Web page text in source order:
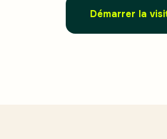
Démarrer la